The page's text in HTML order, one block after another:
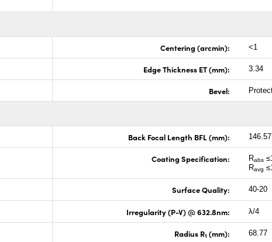
Centering (arcmin): <1
Edge Thickness ET (mm): 3.34
Bevel:
Back Focal Length BFL (mm): 146.57
Coating Specification: Rabs
Ravg
Surface Quality: 40-20
Irregularity (P-V) @ 632.8nm: λ/4
Radius R1 (mm): 68.77